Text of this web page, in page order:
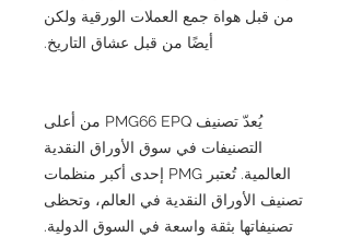
من قبل هواة جمع العملات الورقية ولكن
أيضًا من قبل عشاق التاريخ.
يُعدّ تصنيف PMG66 EPQ من أعلى
التصنيفات في سوق الأوراق النقدية
العالمية. تُعتبر PMG إحدى أكبر منظمات
تصنيف الأوراق النقدية في العالم، وتحظى
تصنيفاتها بثقة واسعة في السوق الدولية.